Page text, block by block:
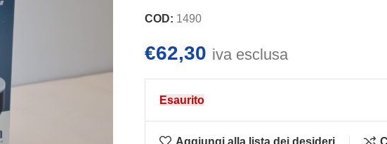
COD: 1490
€62,30 iva esclusa
Esaurito
Aggiungi alla lista dei desideri